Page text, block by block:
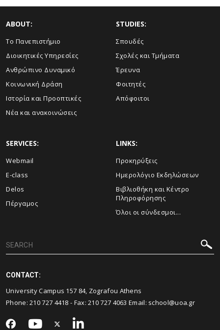
ABOUT:
Το Πανεπιστήμιο
Διοικητικές Υπηρεσίες
Ανθρώπινο Δυναμικό
Κοινωνική Δράση
Ιστορία και Προοπτικές
Νέα και ανακοινώσεις
STUDIES:
Σπουδές
Σχολές και Τμήματα
Έρευνα
Φοιτητές
Απόφοιτοι
SERVICES:
Webmail
E-class
Delos
Πέργαμος
LINKS:
Προκηρύξεις
Ημερολόγιο Εκδηλώσεων
Βιβλιοθήκη και Κέντρο
Πληροφόρησης
Όλοι οι σύνδεσμοι...
CONTACT:
University Campus 157 84, Zografou Athens
Phone:210 727 4418 - Fax:210 727 4063 Email: school@uoa.gr